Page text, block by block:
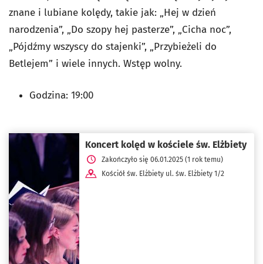
znane i lubiane kolędy, takie jak: „Hej w dzień
narodzenia”, „Do szopy hej pasterze”, „Cicha noc”,
„Pójdźmy wszyscy do stajenki”, „Przybieżeli do
Betlejem” i wiele innych. Wstęp wolny.
Godzina: 19:00
Koncert kolęd w kościele św. Elżbiety
Zakończyło się 06.01.2025 (1 rok temu)
Kościół św. Elżbiety ul. św. Elżbiety 1/2